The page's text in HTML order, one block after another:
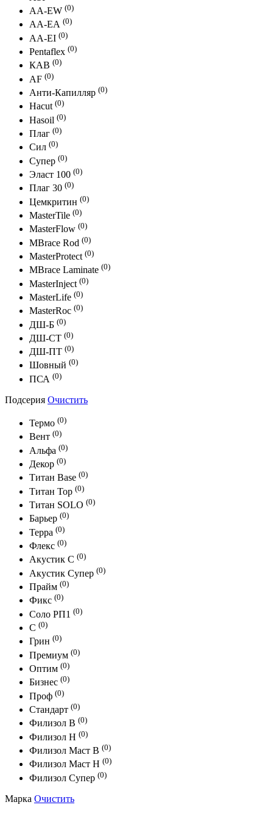
АА-EW (0)
АА-ЕА (0)
АА-EI (0)
Pentaflex (0)
КАВ (0)
AF (0)
Анти-Капилляр (0)
Hacut (0)
Hasoil (0)
Плаг (0)
Сил (0)
Супер (0)
Эласт 100 (0)
Плаг 30 (0)
Цемкритин (0)
MasterTile (0)
MasterFlow (0)
MBrace Rod (0)
MasterProtect (0)
MBrace Laminate (0)
MasterInject (0)
MasterLife (0)
MasterRoc (0)
ДШ-Б (0)
ДШ-СТ (0)
ДШ-ПТ (0)
Шовный (0)
ПСА (0)
Подсерия Очистить
Термо (0)
Вент (0)
Альфа (0)
Декор (0)
Титан Base (0)
Титан Top (0)
Титан SOLO (0)
Барьер (0)
Терра (0)
Флекс (0)
Акустик С (0)
Акустик Супер (0)
Прайм (0)
Фикс (0)
Соло РП1 (0)
С (0)
Грин (0)
Премиум (0)
Оптим (0)
Бизнес (0)
Проф (0)
Стандарт (0)
Филизол В (0)
Филизол Н (0)
Филизол Маст В (0)
Филизол Маст Н (0)
Филизол Супер (0)
Марка Очистить